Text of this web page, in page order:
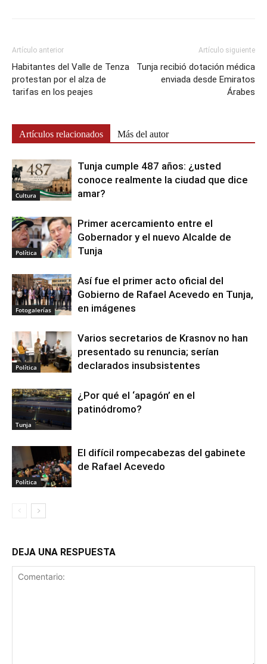
Artículo anterior
Habitantes del Valle de Tenza
protestan por el alza de
tarifas en los peajes
Artículo siguiente
Tunja recibió dotación médica
enviada desde Emiratos
Árabes
Artículos relacionados Más del autor
Cultura
Tunja cumple 487 años: ¿usted
conoce realmente la ciudad que dice
amar?
Política
Primer acercamiento entre el
Gobernador y el nuevo Alcalde de
Tunja
Fotogalerías
Así fue el primer acto oficial del
Gobierno de Rafael Acevedo en Tunja,
en imágenes
Política
Varios secretarios de Krasnov no han
presentado su renuncia; serían
declarados insubsistentes
Tunja
¿Por qué el ‘apagón’ en el
patinódromo?
Política
El difícil rompecabezas del gabinete
de Rafael Acevedo
DEJA UNA RESPUESTA